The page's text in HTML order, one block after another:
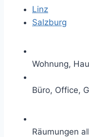
Linz
Salzburg
Wohnung,
Büro, Office,
Räumungen